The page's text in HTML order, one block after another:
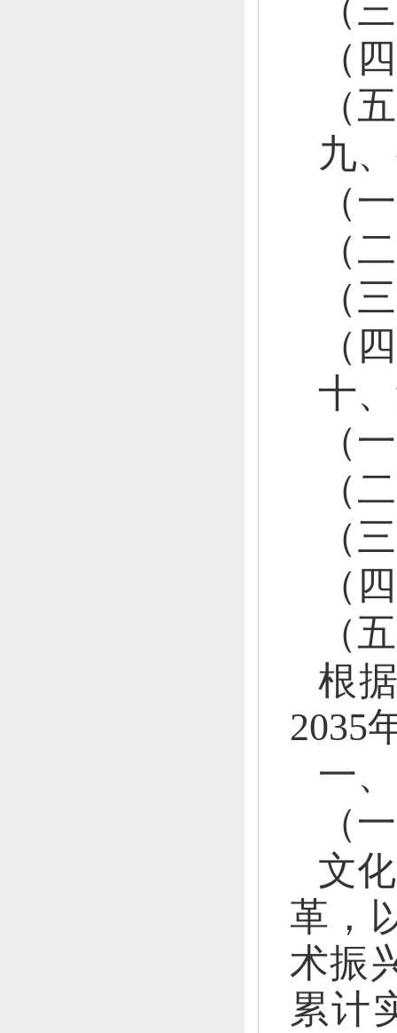
（
（
（
九、
（
（
（
（
十、
（
（
（
（
（
根
2035
一、
（
文
革，
术振
累计